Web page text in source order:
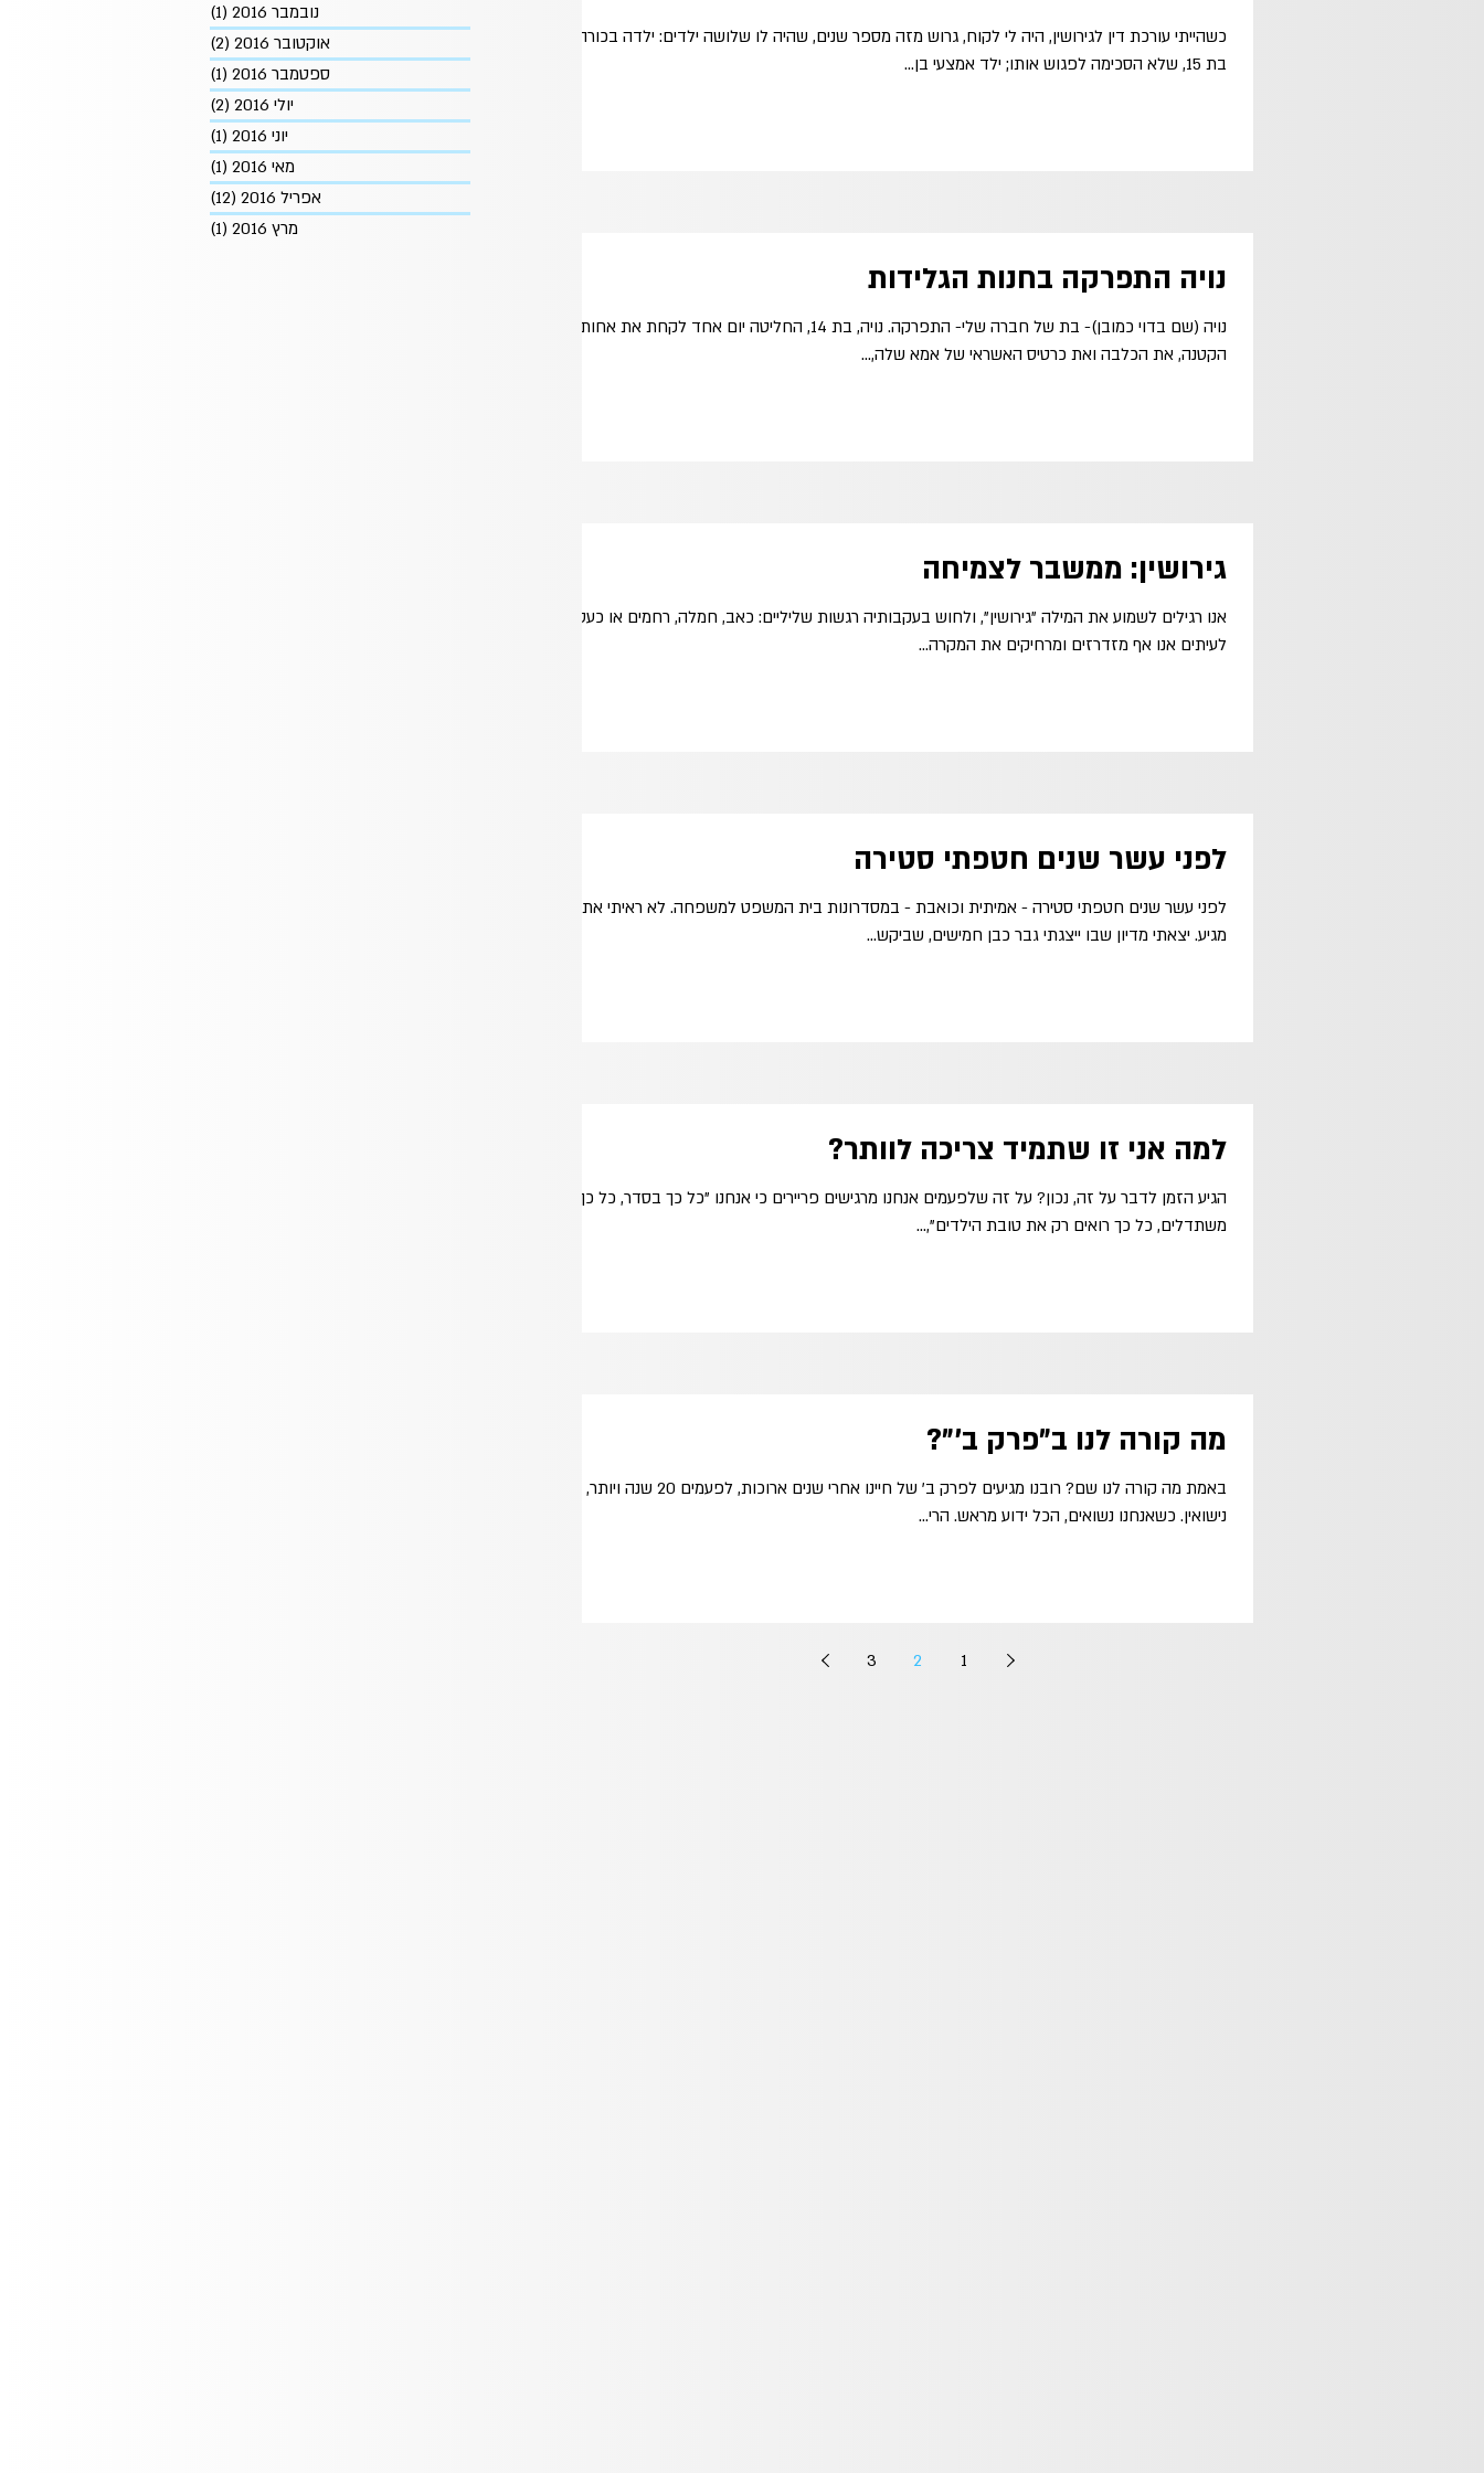
נובמבר 2016 (1)
אוקטובר 2016
(2)
ספטמבר 2016
(1)
יולי 2016
(2)
יוני 2016
(1)
מאי 2016
(1)
אפריל 2016
(12)
מרץ 2016
(1)
כשהייתי עורכת דין לגירושין, היה לי לקוח, גרוש מזה מספר שנים, שהיה לו שלושה ילדים: ילדה בכורה
בת 15, שלא הסכימה לפגוש אותו; ילד אמצעי בן...
נויה התפרקה בחנות הגלידות
נויה (שם בדוי כמובן)- בת של חברה שלי- התפרקה. נויה, בת 14, החליטה יום אחד לקחת את אחותה
הקטנה, את הכלבה ואת כרטיס האשראי של אמא שלה,...
גירושין: ממשבר לצמיחה
אנו רגילים לשמוע את המילה "גירושין", ולחוש בעקבותיה רגשות שליליים: כאב, חמלה, רחמים או כעס.
לעיתים אנו אף מזדרזים ומרחיקים את המקרה...
לפני עשר שנים חטפתי סטירה
לפני עשר שנים חטפתי סטירה - אמיתית וכואבת - במסדרונות בית המשפט למשפחה. לא ראיתי את זה
מגיע. יצאתי מדיון שבו ייצגתי גבר כבן חמישים, שביקש...
למה אני זו שתמיד צריכה לוותר?
הגיע הזמן לדבר על זה, נכון? על זה שלפעמים אנחנו מרגישים פריירים כי אנחנו "כל כך בסדר, כל כך
משתדלים, כל כך רואים רק את טובת הילדים",...
מה קורה לנו ב"פרק ב'"?
באמת מה קורה לנו שם? רובנו מגיעים לפרק ב' של חיינו אחרי שנים ארוכות, לפעמים 20 שנה ויותר, של
נישואין. כשאנחנו נשואים, הכל ידוע מראש. הרי...
1
2
3